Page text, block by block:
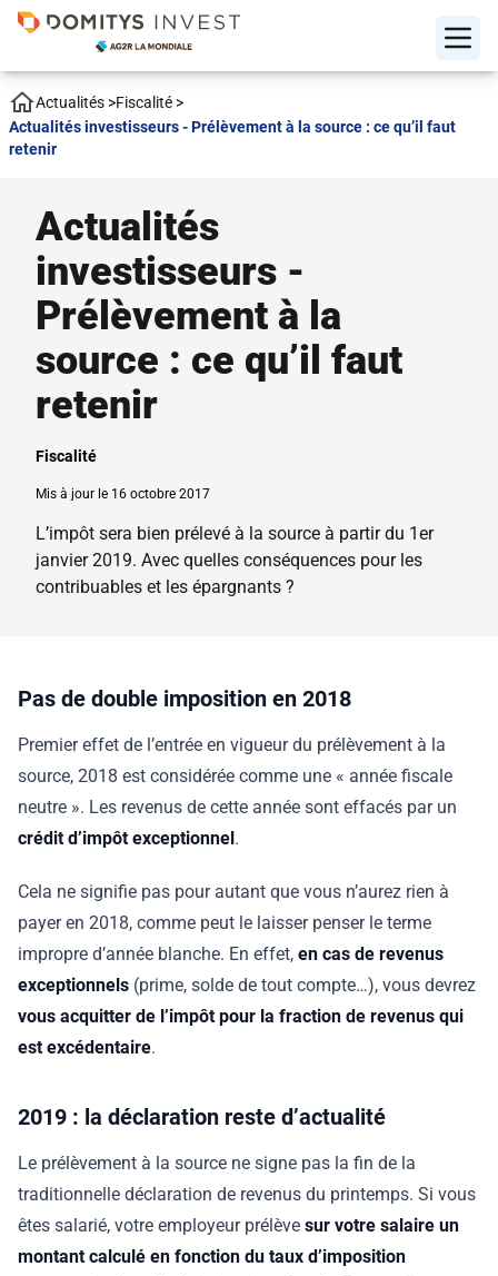
Actualités >Fiscalité >
Actualités investisseurs - Prélèvement à la source : ce qu’il faut
retenir
Actualités
investisseurs -
Prélèvement à la
source : ce qu’il faut
retenir
Fiscalité
Mis à jour le 16 octobre 2017
L’impôt sera bien prélevé à la source à partir du 1er
janvier 2019. Avec quelles conséquences pour les
contribuables et les épargnants ?
Pas de double imposition en 2018
Premier effet de l’entrée en vigueur du prélèvement à la
source, 2018 est considérée comme une « année fiscale
neutre ». Les revenus de cette année sont effacés par un
crédit d’impôt exceptionnel.
Cela ne signifie pas pour autant que vous n’aurez rien à
payer en 2018, comme peut le laisser penser le terme
impropre d’année blanche. En effet, en cas de revenus
exceptionnels (prime, solde de tout compte…), vous devrez
vous acquitter de l’impôt pour la fraction de revenus qui
est excédentaire.
2019 : la déclaration reste d’actualité
Le prélèvement à la source ne signe pas la fin de la
traditionnelle déclaration de revenus du printemps. Si vous
êtes salarié, votre employeur prélève sur votre salaire un
montant calculé en fonction du taux d’imposition